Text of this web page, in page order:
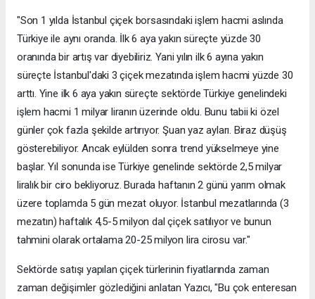
"Son 1 yılda İstanbul çiçek borsasındaki işlem hacmi aslında
Türkiye ile aynı oranda. İlk 6 aya yakın süreçte yüzde 30
oranında bir artış var diyebiliriz. Yani yılın ilk 6 ayına yakın
süreçte İstanbul'daki 3 çiçek mezatında işlem hacmi yüzde 30
arttı. Yine ilk 6 aya yakın süreçte sektörde Türkiye genelindeki
işlem hacmi 1 milyar liranın üzerinde oldu. Bunu tabii ki özel
günler çok fazla şekilde artırıyor. Şuan yaz ayları. Biraz düşüş
gösterebiliyor. Ancak eylülden sonra trend yükselmeye yine
başlar. Yıl sonunda ise Türkiye genelinde sektörde 2,5 milyar
liralık bir ciro bekliyoruz. Burada haftanın 2 günü yarım olmak
üzere toplamda 5 gün mezat oluyor. İstanbul mezatlarında (3
mezatın) haftalık 4,5-5 milyon dal çiçek satılıyor ve bunun
tahmini olarak ortalama 20-25 milyon lira cirosu var."
Sektörde satışı yapılan çiçek türlerinin fiyatlarında zaman
zaman değişimler gözlediğini anlatan Yazıcı, "Bu çok enteresan